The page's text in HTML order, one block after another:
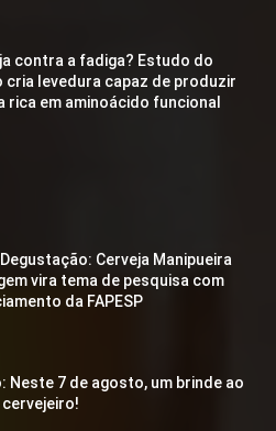
contra a fadiga? Estudo do
cria levedura capaz de produzir
rica em aminoácido funcional
Cerveja Manipueira
vira tema de pesquisa com
da FAPESP
Neste 7 de agosto, um brinde ao
cervejeiro!